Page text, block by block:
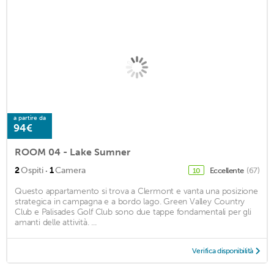
a partire da
94€
ROOM 04 - Lake Sumner
2Ospiti · 1Camera 10 Eccellente (67)
Questo appartamento si trova a Clermont e vanta una posizione
strategica in campagna e a bordo lago. Green Valley Country
Club e Palisades Golf Club sono due tappe fondamentali per gli
amanti delle attività. ...
Verifica disponibilità